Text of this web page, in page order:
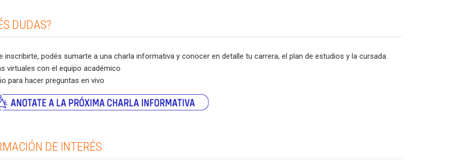
DUDAS?
inscribirte, podés sumarte a una charla informativa y conocer en detalle tu carrera, el plan de estudios y la cursada.
virtuales con el equipo académico
para hacer preguntas en vivo
DE INTERÉS